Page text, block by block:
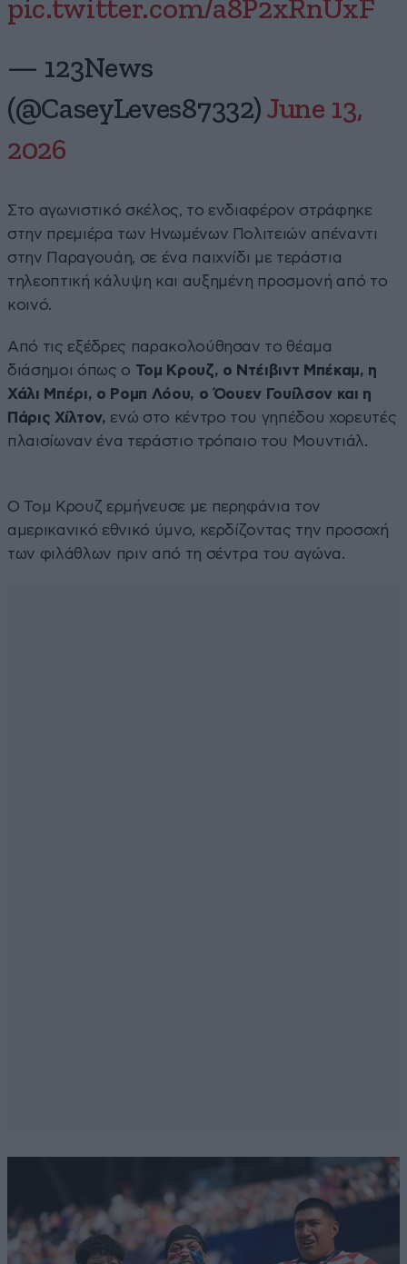
pic.twitter.com/a8P2xRnUxF
— 123News
(@CaseyLeves87332) June 13,
2026
Στο αγωνιστικό σκέλος, το ενδιαφέρον στράφηκε
στην πρεμιέρα των Ηνωμένων Πολιτειών απέναντι
στην Παραγουάη, σε ένα παιχνίδι με τεράστια
τηλεοπτική κάλυψη και αυξημένη προσμονή από το
κοινό.
Από τις εξέδρες παρακολούθησαν το θέαμα
διάσημοι όπως ο Τομ Κρουζ, ο Ντέιβιντ Μπέκαμ, η
Χάλι Μπέρι, ο Ρομπ Λόου, ο Όουεν Γουίλσον και η
Πάρις Χίλτον, ενώ στο κέντρο του γηπέδου χορευτές
πλαισίωναν ένα τεράστιο τρόπαιο του Μουντιάλ.
Ο Τομ Κρουζ ερμήνευσε με περηφάνια τον
αμερικανικό εθνικό ύμνο, κερδίζοντας την προσοχή
των φιλάθλων πριν από τη σέντρα του αγώνα.